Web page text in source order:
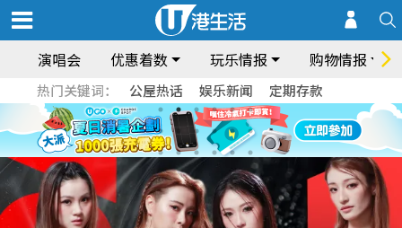
演唱会 优惠着数 玩乐情报 购物情报
热门关键词： 公屋热话 娱乐新闻 定期存款